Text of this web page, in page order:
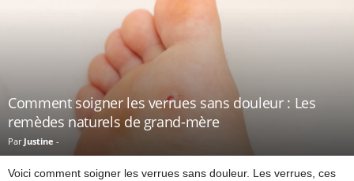
Comment soigner les verrues sans douleur : Les
remèdes naturels de grand-mère
Par Justine -
Voici comment soigner les verrues sans douleur. Les verrues, ces